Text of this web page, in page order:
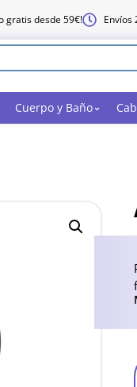
gratis desde 59€! Envíos
Cuerpo y Baño